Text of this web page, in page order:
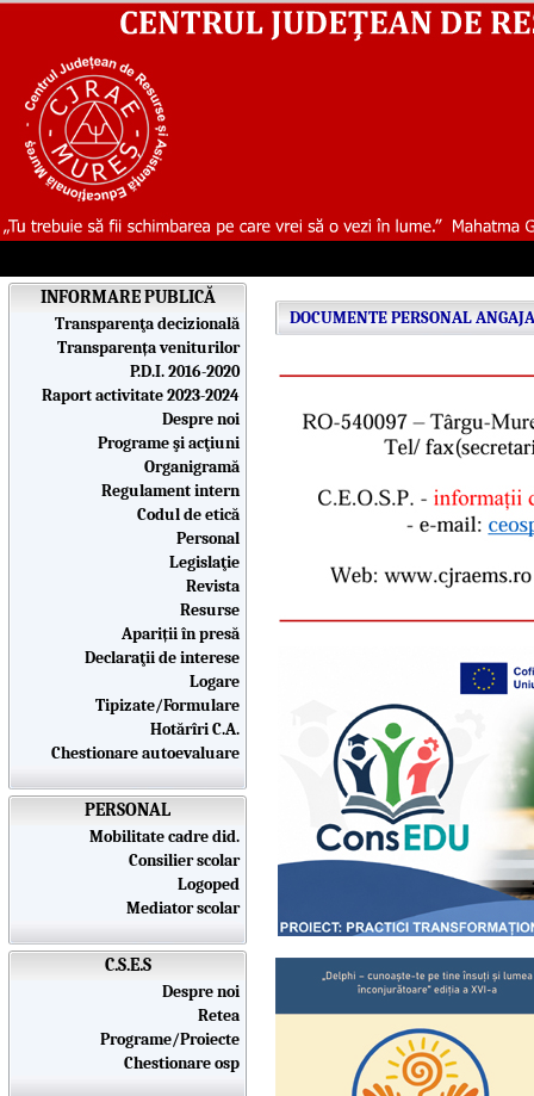
INFORMARE PUBLICĂ
Transparenţa decizională
Transparența veniturilor
P.D.I. 2016-2020
Raport activitate 2023-2024
Despre noi
Programe şi acţiuni
Organigramă
Regulament intern
Codul de etică
Personal
Legislaţie
Revista
Resurse
Apariții în presă
Declaraţii de interese
Logare
Tipizate/Formulare
Hotărîri C.A.
Chestionare autoevaluare
PERSONAL
Mobilitate cadre did.
Consilier scolar
Logoped
Mediator scolar
C.S.E.S
Despre noi
Retea
Programe/Proiecte
Chestionare osp
DOCUMENTE PERSONAL